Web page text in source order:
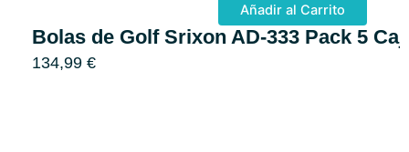
Añadir al Carrito
Bolas de Golf Srixon AD-333 Pack 5
134,99 €